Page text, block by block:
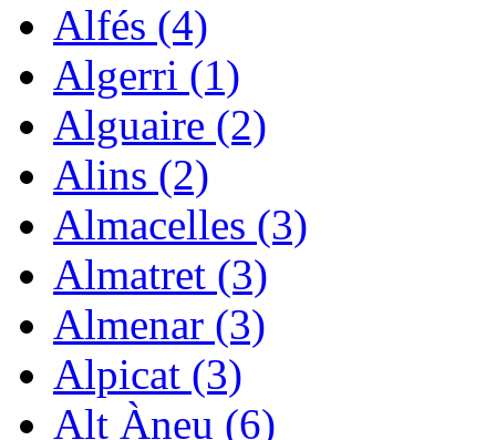
Alfés (4)
Algerri (1)
Alguaire (2)
Alins (2)
Almacelles (3)
Almatret (3)
Almenar (3)
Alpicat (3)
Alt Àneu (6)